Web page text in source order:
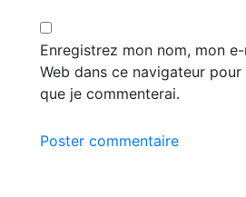
Enregistrez mon nom, mon
Web dans ce navigateur
que je commenterai.
Poster commentaire